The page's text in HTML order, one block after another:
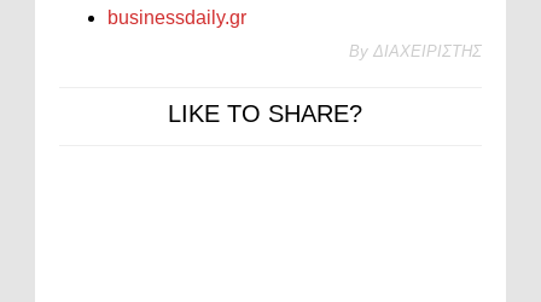
businessdaily.gr
By ΔΙΑΧΕΙΡΙΣΤΗΣ
LIKE TO SHARE?